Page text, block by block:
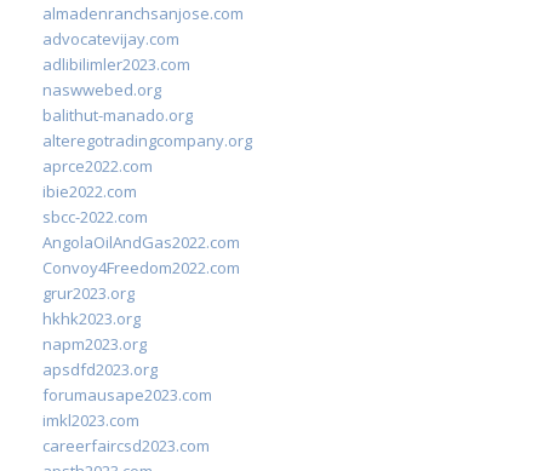
almadenranchsanjose.com
advocatevijay.com
adlibilimler2023.com
naswwebed.org
balithut-manado.org
alteregotradingcompany.org
aprce2022.com
ibie2022.com
sbcc-2022.com
AngolaOilAndGas2022.com
Convoy4Freedom2022.com
grur2023.org
hkhk2023.org
napm2023.org
apsdfd2023.org
forumausape2023.com
imkl2023.com
careerfaircsd2023.com